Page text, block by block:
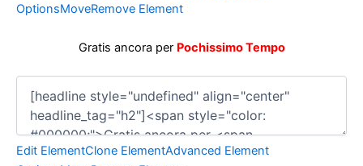
OptionsMoveRemove Element
Gratis ancora per Pochissimo Tempo
Edit ElementClone ElementAdvanced Element